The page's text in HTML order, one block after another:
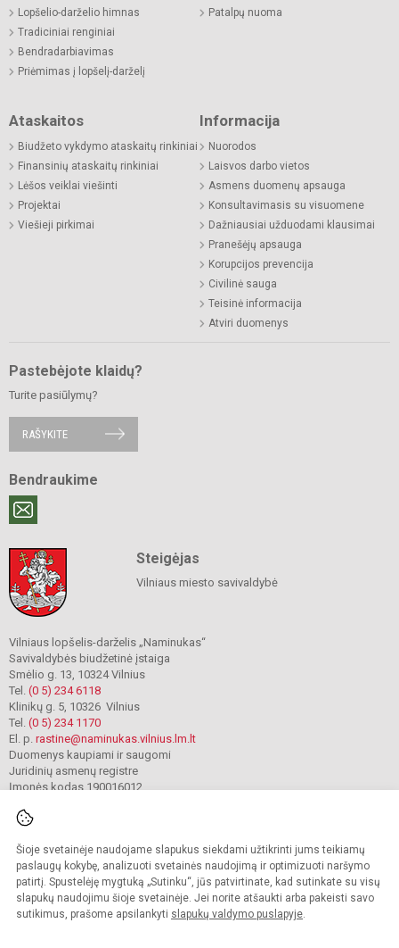
Šioje svetainėje naudojame slapukus siekdami užtikrinti jums teikiamų
paslaugų kokybę, analizuoti svetainės naudojimą ir optimizuoti naršymo
patirtį. Spustelėję mygtuką „Sutinku“, jūs patvirtinate, kad sutinkate su visų
slapukų naudojimu šioje svetainėje. Jei norite atšaukti arba pakeisti savo
sutikimus, prašome apsilankyti slapukų valdymo puslapyje.
Lopšelio-darželio himnas
Tradiciniai renginiai
Bendradarbiavimas
Priėmimas į lopšelį-darželį
Patalpų nuoma
Ataskaitos
Biudžeto vykdymo ataskaitų rinkiniai
Finansinių ataskaitų rinkiniai
Lėšos veiklai viešinti
Projektai
Viešieji pirkimai
Informacija
Nuorodos
Laisvos darbo vietos
Asmens duomenų apsauga
Konsultavimasis su visuomene
Dažniausiai užduodami klausimai
Pranešėjų apsauga
Korupcijos prevencija
Civilinė sauga
Teisinė informacija
Atviri duomenys
Pastebėjote klaidų?
Turite pasiūlymų?
RAŠYKITE
Bendraukime
Steigėjas
Vilniaus miesto savivaldybė
Vilniaus lopšelis-darželis „Naminukas“
Savivaldybės biudžetinė įstaiga
Smėlio g. 13, 10324 Vilnius
Tel. (0 5) 234 6118
Klinikų g. 5, 10326 Vilnius
Tel. (0 5) 234 1170
El. p. rastine@naminukas.vilnius.lm.lt
Duomenys kaupiami ir saugomi
Juridinių asmenų registre
Įmonės kodas 190016012
© 2022. Vilniaus lopšelis darželis Naminukas. Visos teisės saugomos.
Kopijuoti turinį be raštiško darželio administracijos sutikimo griežtai draudžiama.
Prieinamumo paraiška Slapukų valdymas
Sumanus būdas atnaujinti